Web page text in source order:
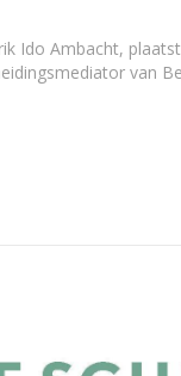
Ido Ambacht,
van